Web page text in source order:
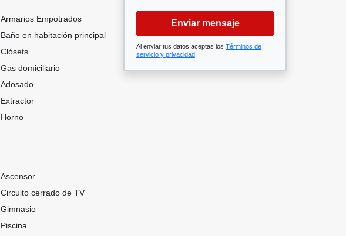
Armarios Empotrados
Baño en habitación principal
Clósets
Gas domiciliario
Adosado
Extractor
Horno
Ascensor
Circuito cerrado de TV
Gimnasio
Piscina
Enviar mensaje
Al enviar tus datos aceptas los Términos de
servicio y privacidad